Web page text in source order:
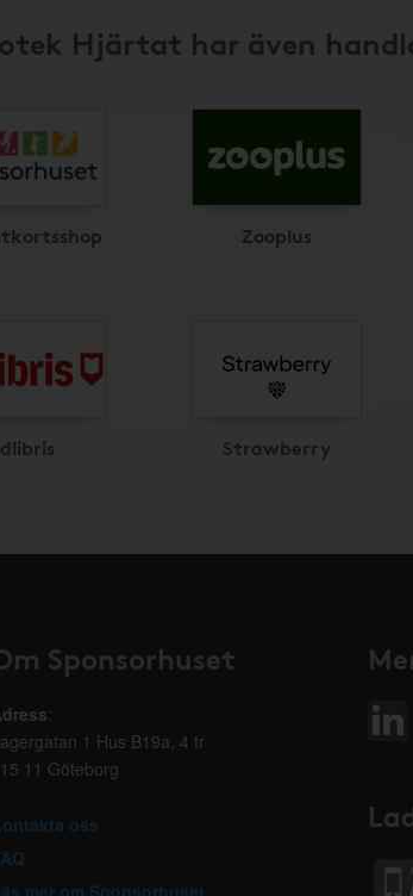
Hjärtat har även
Zooplus
Strawberry
Sponsorhuset
:
1 Hus B19a, 4 tr
11 Göteborg
oss
mer om Sponsorhuset